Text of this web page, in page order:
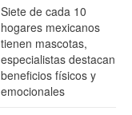
Siete de cada 10
hogares mexicanos
tienen mascotas,
especialistas destacan
beneficios físicos y
emocionales